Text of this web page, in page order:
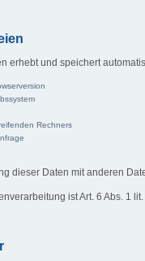
erhebt und speichert
Rechners
dieser Daten mit anderen
ist Art. 6 Abs. 1